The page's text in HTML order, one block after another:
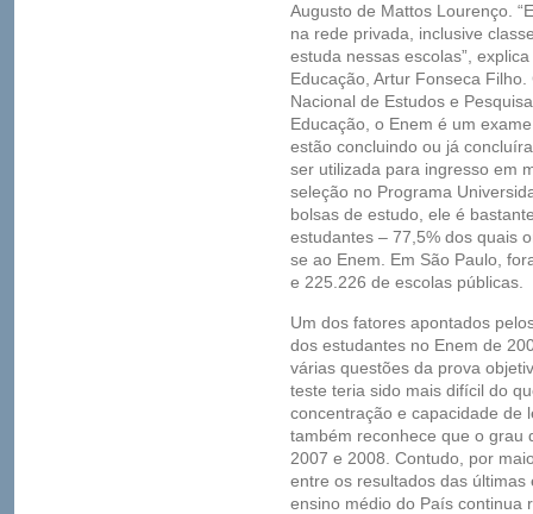
Augusto de Mattos Lourenço.
na rede privada, inclusive
estuda nessas escolas”,
Educação, Artur Fonseca
Nacional de Estudos e
Educação, o Enem é um
estão concluindo ou já
ser utilizada para ingresso em
seleção no Programa
bolsas de estudo, ele é
estudantes – 77,5% dos quais
se ao Enem. Em São Paulo,
e 225.226 de escolas públicas.
Um dos fatores apontados
dos estudantes no Enem de
várias questões da prova
teste teria sido mais difícil do
concentração e capacidade de
também reconhece que o grau
2007 e 2008. Contudo, por
entre os resultados das
ensino médio do País continua